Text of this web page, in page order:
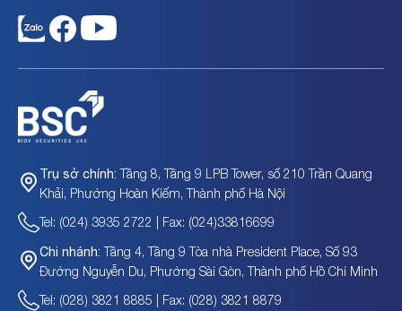
Trụ sở chính: Tầng 8, Tầng 9 LPB Tower, số 210 Trần Quang
Khải, Phường Hoàn Kiếm, Thành phố Hà Nội
Tel: (024) 3935 2722 | Fax: (024)33816699
Chi nhánh: Tầng 4, Tầng 9 Tòa nhà President Place, Số 93
Đường Nguyễn Du, Phường Sài Gòn, Thành phố Hồ Chí Minh
Tel: (028) 3821 8885 | Fax: (028) 3821 8879